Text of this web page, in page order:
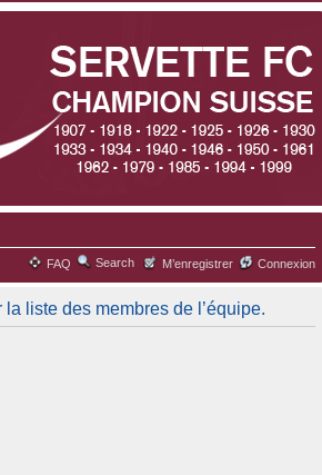
FAQ Search M’enregistrer Connexion
liste des membres de l’équipe.